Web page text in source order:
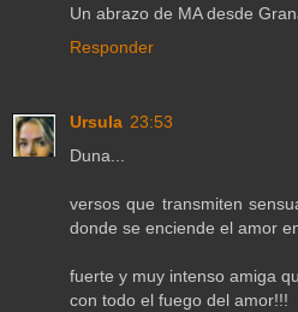
Un abrazo de MA desde
Responder
Ursula 23:53
Duna...
versos que transmiten
donde se enciende el amor
fuerte y muy intenso amiga
con todo el fuego del amor!!!